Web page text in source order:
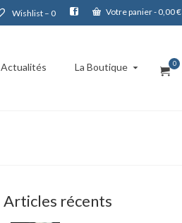
Wishlist – 0 Votre panier- 0,00€
Actualités La Boutique 0
Articles récents